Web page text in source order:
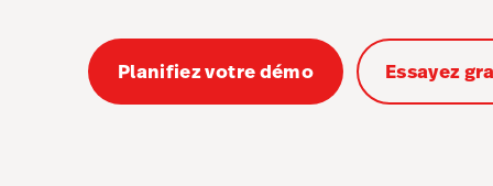
Planifiez votre démo Essayez